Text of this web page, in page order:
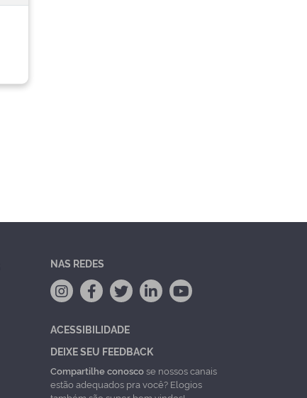
NAS REDES
ACESSIBILIDADE
DEIXE SEU FEEDBACK
Compartilhe conoscose nossos canais
estão adequados pra você? Elogios